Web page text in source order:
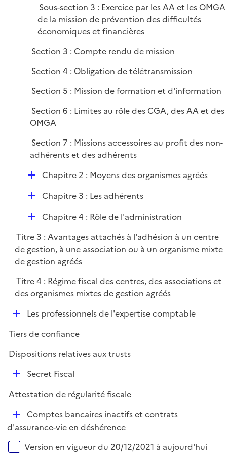
Sous-section 3 : Exercice par les AA et les OMGA
de la mission de prévention des difficultés
économiques et financières
Section 3 : Compte rendu de mission
Section 4 : Obligation de télétransmission
Section 5 : Mission de formation et d'information
Section 6 : Limites au rôle des CGA, des AA et des
OMGA
Section 7 : Missions accessoires au profit des non-
adhérents et des adhérents
D
e
r
Chapitre 2 : Moyens des organismes agréés
D
l
i
e
r
Chapitre 3 : Les adhérents
D
p
l
i
e
r
Chapitre 4 : Rôle de l'administration
Titre 3 : Avantages attachés à l'adhésion à un centre
de gestion, à une association ou à un organisme mixte
de gestion agréés
Titre 4 : Régime fiscal des centres, des associations et
des organismes mixtes de gestion agréés
D
p
l
i
Les professionnels de l'expertise comptable
Tiers de confiance
Dispositions relatives aux trusts
D
p
e
r
Secret Fiscal
Attestation de régularité fiscale
D
é
p
Comptes bancaires inactifs et contrats
d'assurance-vie en déshérence
Versions sur la période
Version en vigueur du 20/12/2021 à aujourd'hui